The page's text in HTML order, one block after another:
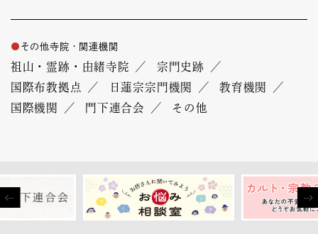
その他寺院・関連機関
祖山・霊跡・由緒寺院
宗門史跡
国際布教拠点
日蓮宗宗門機関
教育機関
国際機関
門下連合会 その他